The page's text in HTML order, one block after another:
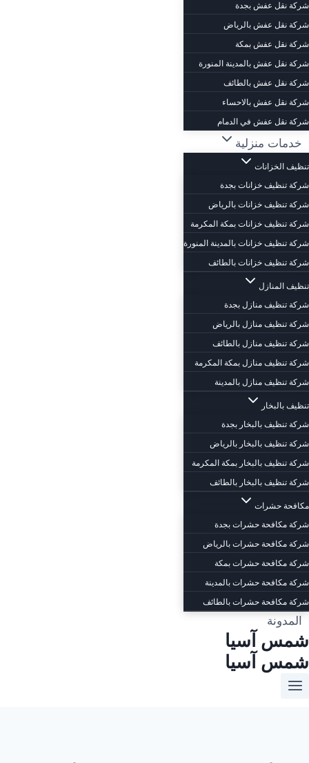
شركة نقل عفش بجدة
شركة نقل عفش بالرياض
شركة نقل عفش بمكة
شركة نقل عفش بالمدينة المنورة
شركة نقل عفش بالطائف
شركة نقل عفش بالاحساء
شركة نقل عفش في الدمام
خدمات منزلية
تنظيف الخزانات
شركة تنظيف خزانات بجدة
شركة تنظيف خزانات بالرياض
شركة تنظيف خزانات بمكة المكرمة
شركة تنظيف خزانات بالمدينة المنورة
شركة تنظيف خزانات بالطائف
تنظيف المنازل
شركة تنظيف منازل بجدة
شركة تنظيف منازل بالرياض
شركة تنظيف منازل بالطائف
شركة تنظيف منازل بمكة المكرمة
شركة تنظيف منازل بالمدينة
تنظيف بالبخار
شركة تنظيف بالبخار بجدة
شركة تنظيف بالبخار بالرياض
شركة تنظيف بالبخار بمكة المكرمة
شركة تنظيف بالبخار بالطائف
مكافحة حشرات
شركة مكافحة حشرات بجدة
شركة مكافحة حشرات بالرياض
شركة مكافحة حشرات بمكة
شركة مكافحة حشرات بالمدينة
شركة مكافحة حشرات بالطائف
المدونة
شمس آسيا
شمس آسيا